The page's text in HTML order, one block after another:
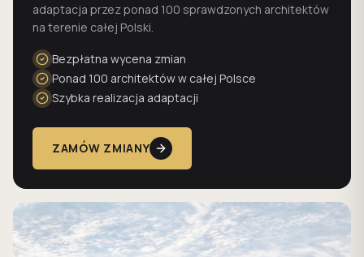
adaptacja przez ponad 100 sprawdzonych architektów
na terenie całej Polski.
Bezpłatna wycena zmian
Ponad 100 architektów w całej Polsce
Szybka realizacja adaptacji
ZAMÓW ZMIANY